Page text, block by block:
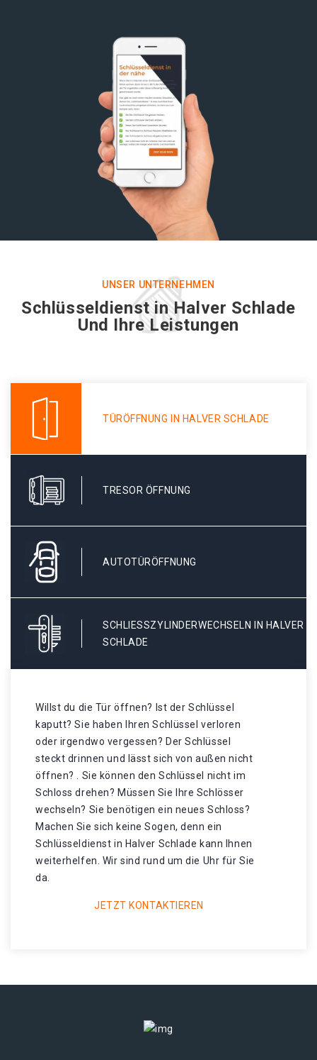
UNSER UNTERNEHMEN
Schlüsseldienst in Halver Schlade
Und Ihre Leistungen
TÜRÖFFNUNG IN HALVER SCHLADE
TRESOR ÖFFNUNG
AUTOTÜRÖFFNUNG
SCHLIESSZYLINDERWECHSELN IN HALVER S
CHLADE
Willst du die Tür öffnen? Ist der Schlüssel
kaputt? Sie haben Ihren Schlüssel verloren
oder irgendwo vergessen? Der Schlüssel
steckt drinnen und lässt sich von außen nicht
öffnen? . Sie können den Schlüssel nicht im
Schloss drehen? Müssen Sie Ihre Schlösser
wechseln? Sie benötigen ein neues Schloss?
Machen Sie sich keine Sogen, denn ein
Schlüsseldienst in Halver Schlade kann Ihnen
weiterhelfen. Wir sind rund um die Uhr für Sie
da.
JETZT KONTAKTIEREN